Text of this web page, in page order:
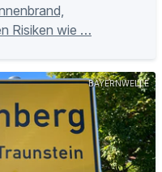
Risiken wie …
BAYERNWELLE